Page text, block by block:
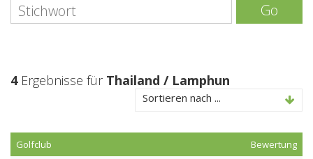
Go
4Ergebnisse für Thailand / Lamphun
Sortieren nach ...
Golfclub
Bewertung